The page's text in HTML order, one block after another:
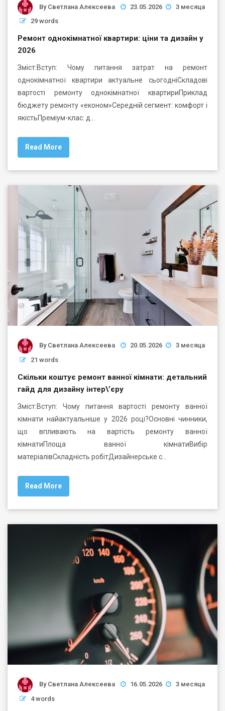
By Светлана Алексеева 23.05.2026
3 месяца
29 words
Ремонт однокімнатної квартири: ціни та дизайн у
2026
Зміст:Вступ: Чому питання затрат на ремонт
однокімнатної квартири актуальне сьогодніСкладові
вартості ремонту однокімнатної квартириПриклад
бюджету ремонту «економ»Середній сегмент: комфорт і
якістьПреміум-клас: д…
Read More
By Светлана Алексеева 20.05.2026
3 месяца
21 words
Скільки коштує ремонт ванної кімнати: детальний
гайд для дизайну інтер\’єру
Зміст:Вступ: Чому питання вартості ремонту ванної
кімнати найактуальніше у 2026 році?Основні чинники,
що впливають на вартість ремонту ванної
кімнатиПлоща ванної кімнатиВибір
матеріалівСкладність робітДизайнерське с…
Read More
By Светлана Алексеева 16.05.2026
3 месяца
4 words